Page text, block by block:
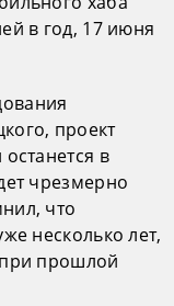
в год, 17 июня
проект
в
чрезмерно
что
несколько лет,
прошлой